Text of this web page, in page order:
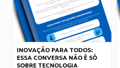
INOVAÇÃO PARA TODOS:
ESSA CONVERSA NÃO É SÓ
SOBRE TECNOLOGIA